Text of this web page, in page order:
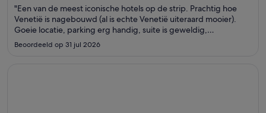
"Een van de meest iconische hotels op de strip. Prachtig hoe
Venetië is nagebouwd (al is echte Venetië uiteraard mooier).
Goeie locatie, parking erg handig, suite is geweldig,
zwembaden heel mooi en verrassend verfrissend. Enige dat we
misten was complimentary water en koffie op de kamer.
Beoordeeld op 31 jul 2026